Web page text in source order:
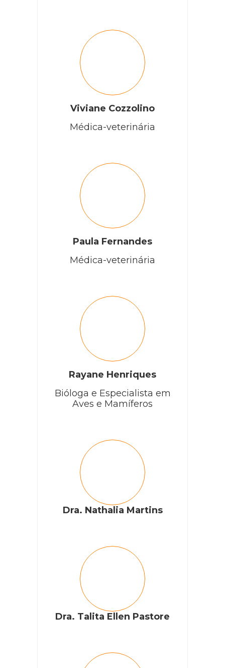
Viviane Cozzolino
Médica-veterinária
Paula Fernandes
Médica-veterinária
Rayane Henriques
Bióloga e Especialista em
Aves e Mamíferos
Dra. Nathalia Martins
Dra. Talita Ellen Pastore